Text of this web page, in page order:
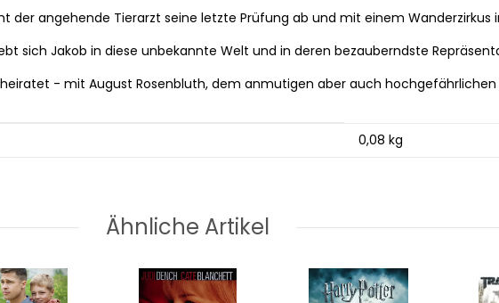
der angehende Tierarzt seine letzte Prüfung ab und mit einem Wanderzirkus
sich Jakob in diese unbekannte Welt und in deren bezauberndste
- mit August Rosenbluth, dem anmutigen aber auch hochgefährlichen
0,08 kg
Ähnliche Artikel